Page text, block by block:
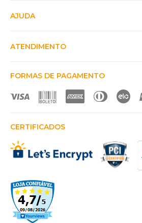
AJUDA
ATENDIMENTO
FORMAS DE PAGAMENTO
CERTIFICADOS